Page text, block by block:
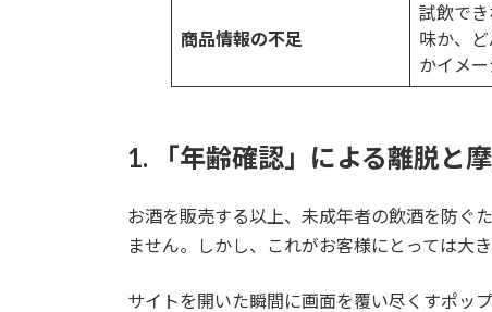
商品情報の不足
試飲で
味か、
かイメ
1. 「年齢確認」による離脱と
お酒を販売する以上、未成年者の飲酒を防ぐ
ません。しかし、これがお客様にとっては大
サイトを開いた瞬間に画面を覆い尽くすポッ